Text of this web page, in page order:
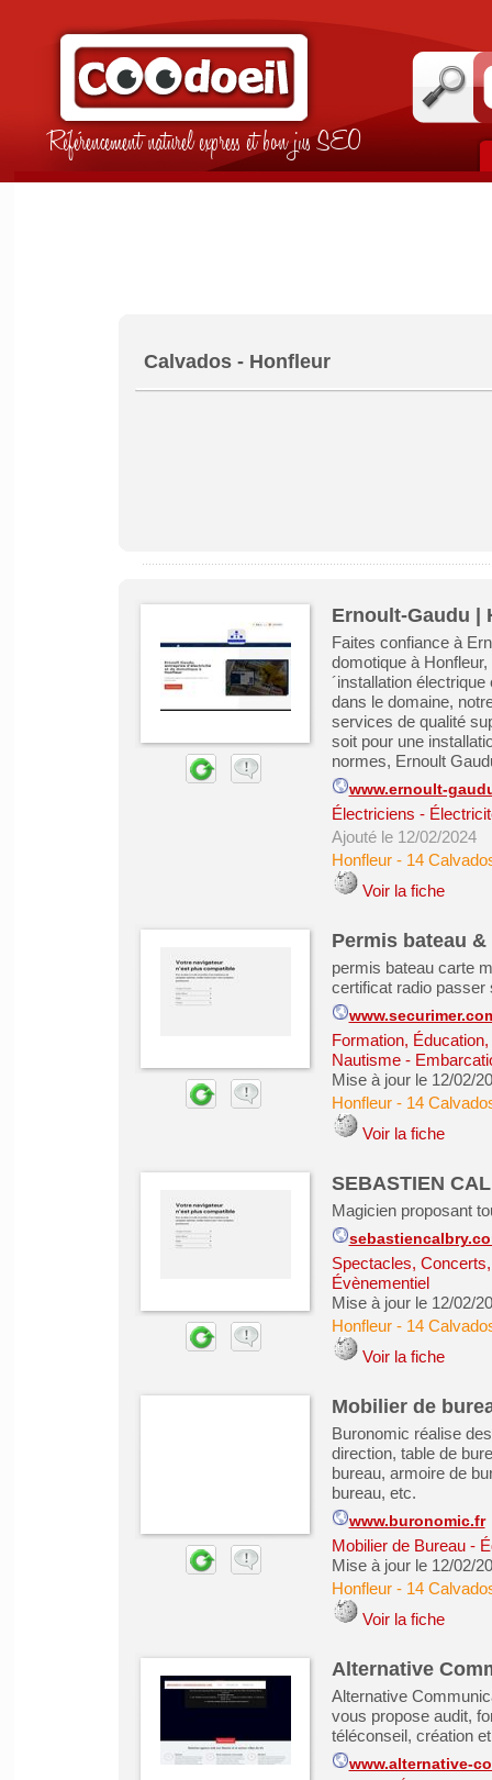
Référencement naturel express et bon jus SEO
Calvados - Honfleur
Ernoult-Gaudu |
Faites confiance à
domotique à
´installation
dans le domaine,
services de qualité
soit pour une
normes, Ernoult
www.ernoult-
Électriciens -
Ajouté le 12/02/2024
Honfleur- 14
Voir la fiche
Permis bateau
permis bateau carte
certificat radio
Formation,
Nautisme -
Mise à jour le 12/02/
Honfleur- 14
Voir la fiche
SEBASTIEN
Magicien proposant
Spectacles,
Évènementiel
Mise à jour le 12/02/
Honfleur- 14
Voir la fiche
Mobilier de
Buronomic réalise
direction, table de
bureau, armoire de
bureau, etc.
www.buronomic.fr
Mobilier de Bureau -
Mise à jour le 12/02/
Honfleur- 14
Voir la fiche
Alternative
Alternative
vous propose audit,
téléconseil, création
www.alternative-